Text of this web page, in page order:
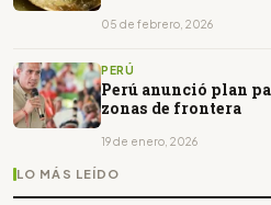
05 de febrero, 2026
PERÚ
Perú anunció plan
zonas de frontera
19 de enero, 2026
LO MÁS LEÍDO